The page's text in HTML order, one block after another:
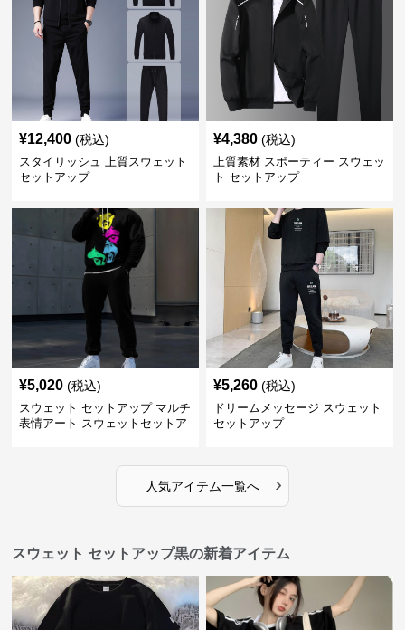
¥12,400 (税込)
スタイリッシュ 上質スウェット
セットアップ
¥4,380 (税込)
上質素材 スポーティー スウェッ
ト セットアップ
¥5,020 (税込)
スウェット セットアップ マルチ
表情アート スウェットセットア
¥5,260 (税込)
ドリームメッセージ スウェット
セットアップ
人気アイテム一覧へ ›
スウェット セットアップ黒の新着アイテム